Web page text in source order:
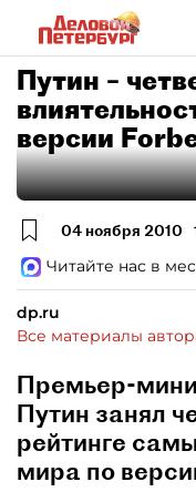
Путин –
версии
04 ноября 2010
Читайте нас в
dp.ru
Все материалы
Премьер-
Путин занял
рейтинге
мира по